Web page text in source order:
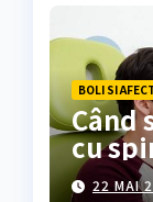
BOLI SI
Când
cu
22 MAI